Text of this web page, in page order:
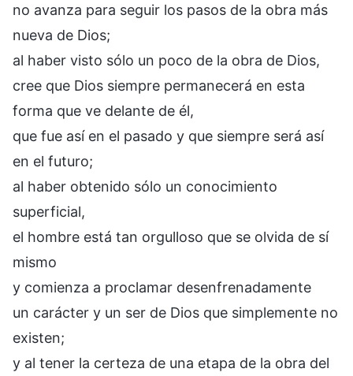
no avanza para seguir los pasos de la obra más
nueva de Dios;
al haber visto sólo un poco de la obra de Dios,
cree que Dios siempre permanecerá en esta
forma que ve delante de él,
que fue así en el pasado y que siempre será así
en el futuro;
al haber obtenido sólo un conocimiento
superficial,
el hombre está tan orgulloso que se olvida de sí
mismo
y comienza a proclamar desenfrenadamente
un carácter y un ser de Dios que simplemente no
existen;
y al tener la certeza de una etapa de la obra del